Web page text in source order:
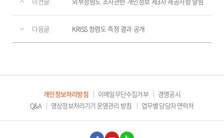
다음글 KRISS 청렴도 측정 결과 공개
개인정보처리방침 이메일무단수집거부
경영공시
Q&A
영상정보처리기기 운영관리 방침 업무별 담당자 연락처